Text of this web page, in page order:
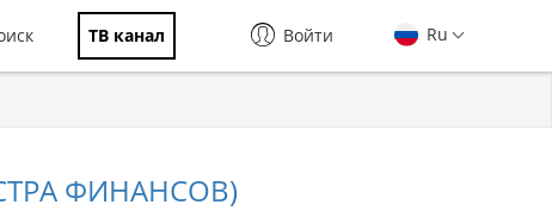
ТВ канал Ru
Войти
ФИНАНСОВ)